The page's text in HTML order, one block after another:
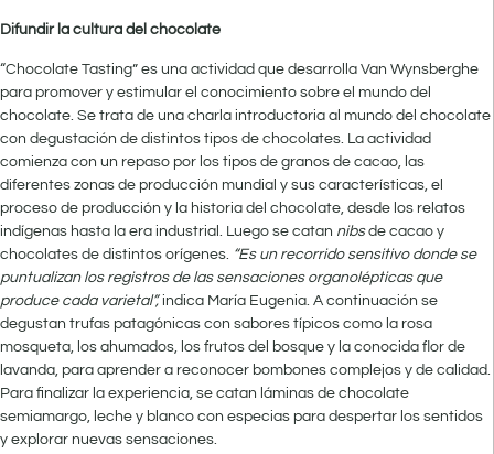
Difundir la cultura del chocolate
“Chocolate Tasting” es una actividad que desarrolla Van Wynsberghe
para promover y estimular el conocimiento sobre el mundo del
chocolate. Se trata de una charla introductoria al mundo del chocolate
con degustación de distintos tipos de chocolates. La actividad
comienza con un repaso por los tipos de granos de cacao, las
diferentes zonas de producción mundial y sus características, el
proceso de producción y la historia del chocolate, desde los relatos
indígenas hasta la era industrial. Luego se catan nibsde cacao y
chocolates de distintos orígenes. “Es un recorrido sensitivo donde se
puntualizan los registros de las sensaciones organolépticas que
produce cada varietal”,indica María Eugenia. A continuación se
degustan trufas patagónicas con sabores típicos como la rosa
mosqueta, los ahumados, los frutos del bosque y la conocida flor de
lavanda, para aprender a reconocer bombones complejos y de calidad.
Para finalizar la experiencia, se catan láminas de chocolate
semiamargo, leche y blanco con especias para despertar los sentidos
y explorar nuevas sensaciones.